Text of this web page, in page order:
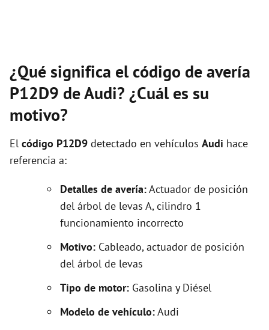
¿Qué significa el código de avería
P12D9 de Audi? ¿Cuál es su
motivo?
El código P12D9 detectado en vehículos Audi hace
referencia a:
Detalles de avería:Actuador de posición
del árbol de levas A, cilindro 1
funcionamiento incorrecto
Motivo: Cableado, actuador de posición
del árbol de levas
Tipo de motor: Gasolina y Diésel
Modelo de vehículo:Audi